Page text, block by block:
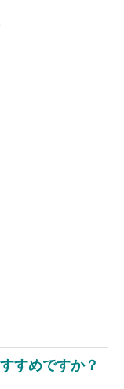
すめですか？